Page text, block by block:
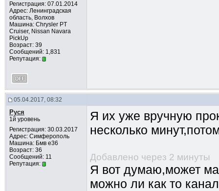
Регистрация: 07.01.2014
Адрес: Ленинградская
область, Волхов
Машина: Chrysler PT
Cruiser, Nissan Navara
PickUp
Возраст: 39
Сообщений: 1,831
Репутация:
05.04.2017, 08:32
Руся
1й уровень
Регистрация: 30.03.2017
Адрес: Симферополь
Машина: Бмв е36
Возраст: 36
Сообщений: 11
Репутация:
Я их уже вручную
несколько
Добавлено через 2 минуты
Я вот думаю,может
можно ли как то